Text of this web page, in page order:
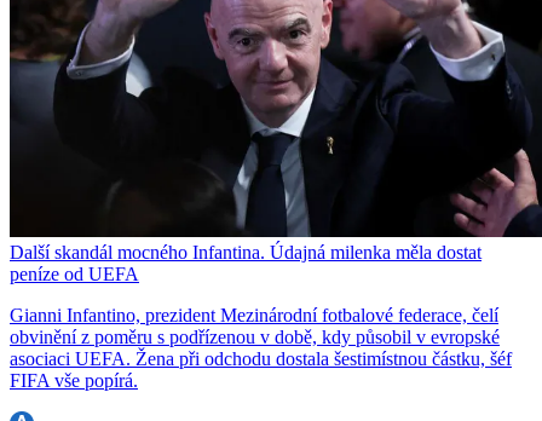
Další skandál mocného Infantina. Údajná milenka měla dostat
peníze od UEFA
Gianni Infantino, prezident Mezinárodní fotbalové federace, čelí
obvinění z poměru s podřízenou v době, kdy působil v evropské
asociaci UEFA. Žena při odchodu dostala šestimístnou částku, šéf
FIFA vše popírá.